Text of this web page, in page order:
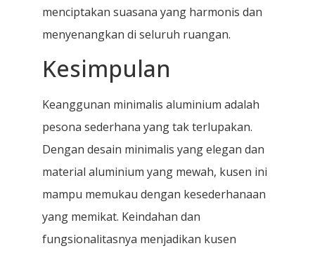
menciptakan suasana yang harmonis dan
menyenangkan di seluruh ruangan.
Kesimpulan
Keanggunan minimalis aluminium adalah
pesona sederhana yang tak terlupakan.
Dengan desain minimalis yang elegan dan
material aluminium yang mewah, kusen ini
mampu memukau dengan kesederhanaan
yang memikat. Keindahan dan
fungsionalitasnya menjadikan kusen